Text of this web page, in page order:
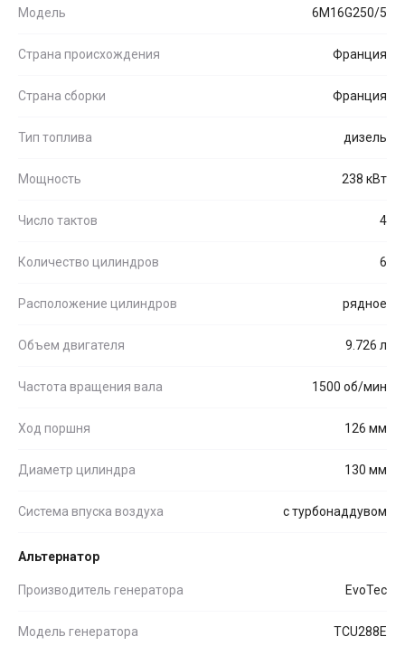
Модель 6M16G250/5
Страна происхождения Франция
Страна сборки Франция
Тип топлива дизель
Мощность 238 кВт
Число тактов 4
Количество цилиндров 6
Расположение цилиндров рядное
Объем двигателя 9.726 л
Частота вращения вала 1500 об/мин
Ход поршня 126 мм
Диаметр цилиндра 130 мм
Система впуска воздуха с турбонаддувом
Альтернатор
Производитель генератора EvoTec
Модель генератора TCU288E